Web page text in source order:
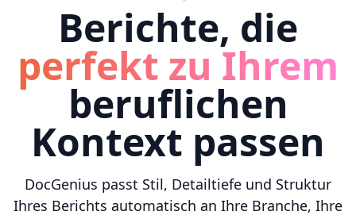
Berichte, die
perfekt zu Ihrem
beruflichen
Kontext passen
DocGenius passt Stil, Detailtiefe und Struktur
Ihres Berichts automatisch an Ihre Branche, Ihre